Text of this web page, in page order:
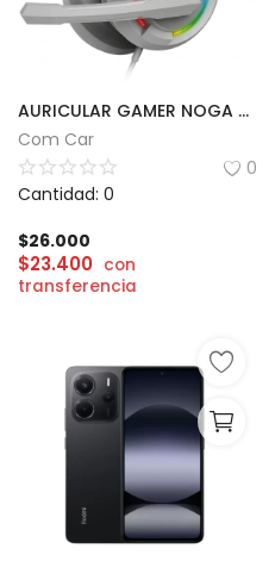
AURICULAR GAMER NOGA STORMER | ST-704
Com Car
0
Cantidad: 0
$26.000
$23.400 con
transferencia